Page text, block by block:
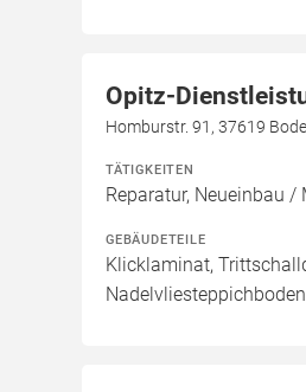
Opitz-
Homburstr. 91, 37619
TÄTIGKEITEN
Reparatur, Neueinbau /
GEBÄUDETEILE
Klicklaminat,
Nadelvliesteppichboden